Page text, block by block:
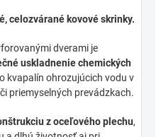
celozvárané kovové skrinky.
dverami je
uskladnenie chemických
kvapalín ohrozujúcich vodu v
priemyselných prevádzkach.
z oceľového plechu,